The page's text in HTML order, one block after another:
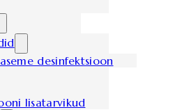
desinfektsioon
lisatarvikud